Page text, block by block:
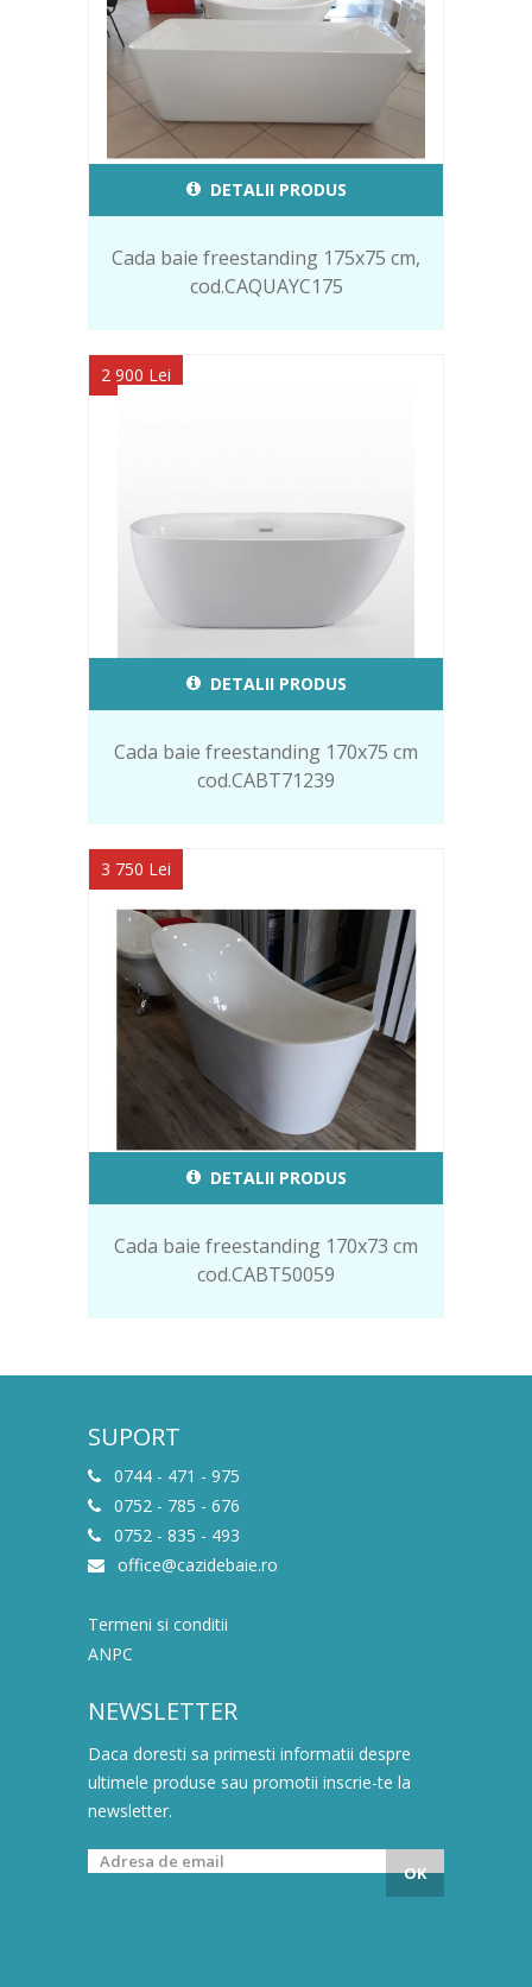
DETALII PRODUS
Cada baie freestanding 175x75 cm,
cod.CAQUAYC175
2 900 Lei
DETALII PRODUS
Cada baie freestanding 170x75 cm
cod.CABT71239
3 750 Lei
DETALII PRODUS
Cada baie freestanding 170x73 cm
cod.CABT50059
SUPORT
0744 - 471 - 975
0752 - 785 - 676
0752 - 835 - 493
office@cazidebaie.ro
Termeni si conditii
ANPC
NEWSLETTER
Daca doresti sa primesti informatii despre
ultimele produse sau promotii inscrie-te la
newsletter.
OK